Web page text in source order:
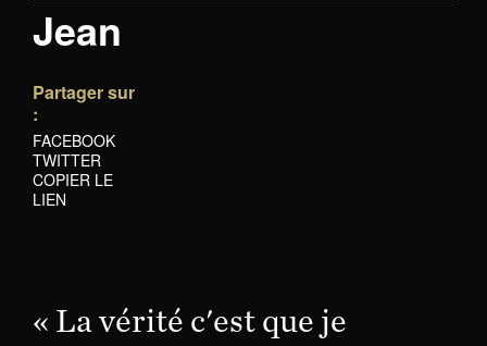
Jean
Partager sur
:
FACEBOOK
TWITTER
COPIER LE
LIEN
« La vérité c'est que je